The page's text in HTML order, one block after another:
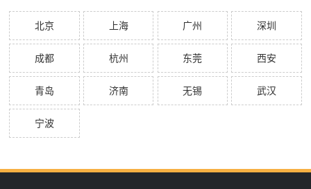
北京 上海 广州 深圳
成都 杭州 东莞 西安
青岛 济南 无锡 武汉
宁波